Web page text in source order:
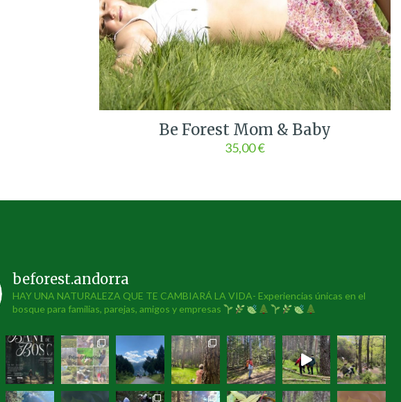
Be Forest Mom & Baby
35,00€
beforest.andorra
HAY UNA NATURALEZA QUE TE CAMBIARÁ LA VIDA- Experiencias únicas en el
bosque para familias, parejas, amigos y empresas